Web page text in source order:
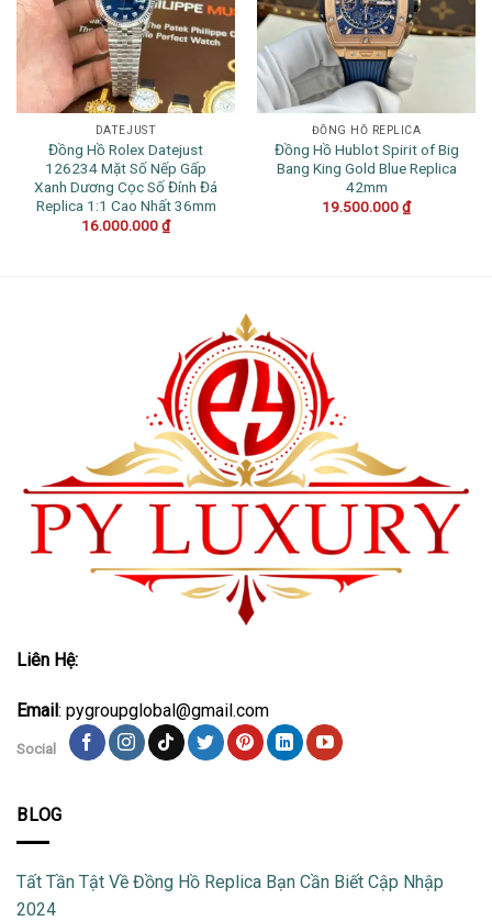
DATEJUST
Đồng Hồ Rolex Datejust
126234 Mặt Số Nếp Gấp
Xanh Dương Cọc Số Đính Đá
Replica 1:1 Cao Nhất 36mm
16.000.000₫
ĐỒNG HỒ REPLICA
Đồng Hồ Hublot Spirit of Big
Bang King Gold Blue Replica
42mm
19.500.000₫
Liên Hệ:
Email: pygroupglobal@gmail.com
Social
BLOG
Tất Tần Tật Về Đồng Hồ Replica Bạn Cần Biết Cập Nhập
2024